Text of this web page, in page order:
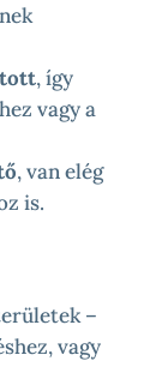
, így
vagy a
, van elég
is.
–
vagy